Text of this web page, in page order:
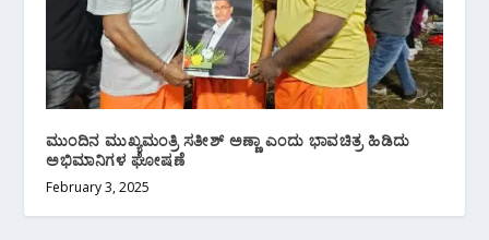
ಮುಂದಿನ ಮುಖ್ಯಮಂತ್ರಿ ಸತೀಶ್ ಅಣ್ಣಾ ಎಂದು ಭಾವಚಿತ್ರ ಹಿಡಿದು
ಅಭಿಮಾನಿಗಳ ಘೋಷಣೆ
February 3, 2025